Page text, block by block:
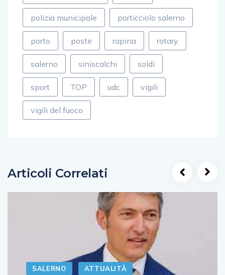
polizia municipale porticciolo salerno
porto poste rapina rotary
salerno siniscalchi soldi
sport TOP udc vigili
vigili del fuoco
Articoli Correlati
SALERNO ATTUALITÀ